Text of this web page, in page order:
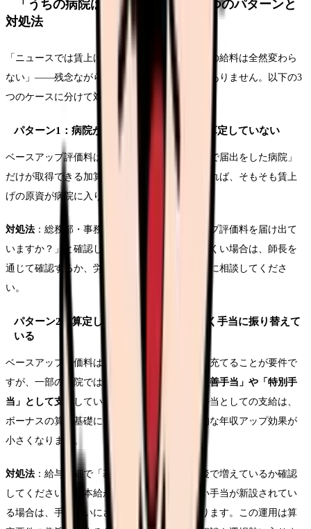
「うちの病院は賃上げされない」3つのパターンと
対処法
「ニュースでは賃上げと言っているのに、自分の給料は全然変わら
ない」——残念ながら、このパターンは珍しくありません。以下の3
つのケースに分けて対処法を解説します。
パターン1：病院がベースアップ評価料を算定していない
ベースアップ評価料は「算定要件を満たした上で届出をした病院」
だけが取得できる加算です。届出をしていなければ、そもそも賃上
げの原資が病院に入りません。
対処法 ：総務部・事務長に「当院はベースアップ評価料を届け出て
いますか？」と確認しましょう。個人で聞きにくい場合は、師長を
通じて確認するか、労働組合がある場合は組合に相談してくださ
い。
パターン2：算定しているが基本給ではなく手当に振り替えて
いる
ベースアップ評価料は「基本給の引き上げ」に充てることが要件で
すが、一部の病院では基本給ではなく
「処遇改善手当」や「特別手
当」として支給 しているケースがあります。手当としての支給は、
ボーナスの算定基礎に含まれないため、実質的な年収アップ効果が
小さくなります。
対処法 ：給与明細で「基本給」の額が改定前後で増えているか確認
してください。基本給が変わらず、見慣れない手当が新設されてい
る場合は、手当扱いにされている可能性があります。この運用は算